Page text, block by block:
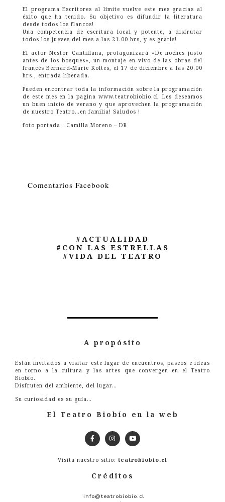
El programa Escritores al límite vuelve este mes gracias al
éxito que ha tenido. Su objetivo es difundir la literatura
desde todos los flancos!
Una competencia de escritura local y potente, a disfrutar
todos los jueves del mes a las 21.00 hrs, y es gratis!
El actor Nestor Cantillana, protagonizará «De noches justo
antes de los bosques», un montaje en vivo de las obras del
francés Bernard-Marie Koltes, el 17 de diciembre a las 20.00
hrs., entrada liberada.
Pueden encontrar toda la información sobre la programación
de este mes en la pagina www.teatrobiobio.cl. Les deseamos
un buen inicio de verano y que aprovechen la programación
de nuestro Teatro…en familia! Saludos !
foto portada : Camilla Moreno – DR
Comentarios Facebook
#ACTUALIDAD
#CON LAS ESTRELLAS
#VIDA DEL TEATRO
A propósito
Están invitados a visitar este lugar de encuentros, paseos e ideas
en torno a la cultura y las artes que convergen en el Teatro
Biobío.
Disfruten del ambiente, del lugar…
Su curiosidad es su guía…
El Teatro Biobío en la web
Visita nuestro sitio: teatrobiobio.cl
Créditos
info@teatrobiobio.cl